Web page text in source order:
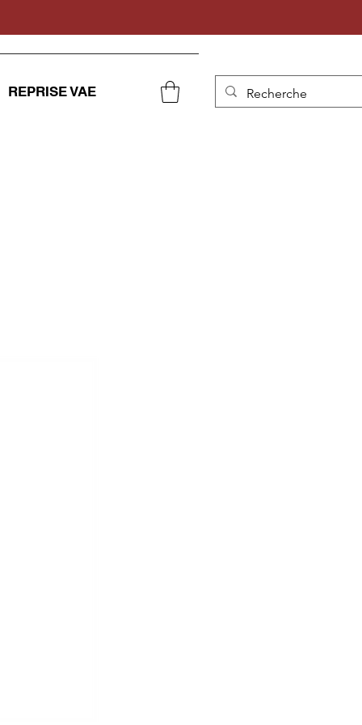
REPRISE VAE